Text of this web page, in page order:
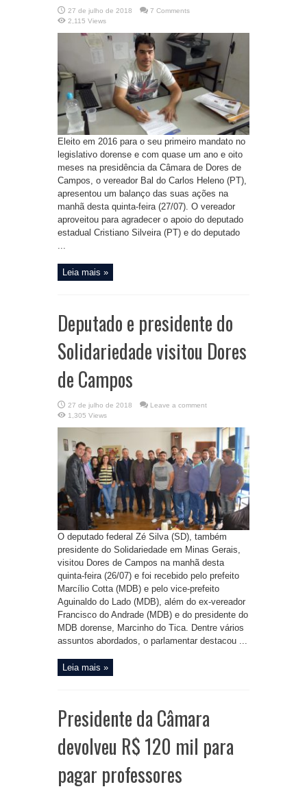
27 de julho de 2018
7 Comments
2,115 Views
Eleito em 2016 para o seu primeiro mandato no
legislativo dorense e com quase um ano e oito
meses na presidência da Câmara de Dores de
Campos, o vereador Bal do Carlos Heleno (PT),
apresentou um balanço das suas ações na
manhã desta quinta-feira (27/07). O vereador
aproveitou para agradecer o apoio do deputado
estadual Cristiano Silveira (PT) e do deputado
...
Leia mais »
Deputado e presidente do
Solidariedade visitou Dores
de Campos
27 de julho de 2018
Leave a comment
1,305 Views
O deputado federal Zé Silva (SD), também
presidente do Solidariedade em Minas Gerais,
visitou Dores de Campos na manhã desta
quinta-feira (26/07) e foi recebido pelo prefeito
Marcílio Cotta (MDB) e pelo vice-prefeito
Aguinaldo do Lado (MDB), além do ex-vereador
Francisco do Andrade (MDB) e do presidente do
MDB dorense, Marcinho do Tica. Dentre vários
assuntos abordados, o parlamentar destacou ...
Leia mais »
Presidente da Câmara
devolveu R$ 120 mil para
pagar professores